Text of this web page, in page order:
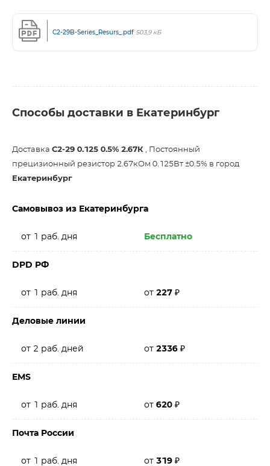
C2-29B-Series_Resurs_.pdf 503,9 кБ
Способы доставки в Екатеринбург
Доставка С2-29 0.125 0.5% 2.67К , Постоянный
прецизионный резистор 2.67кОм 0.125Вт ±0.5% в город
Екатеринбург
Самовывоз из Екатеринбурга
от 1 раб. дня Бесплатно
DPD РФ
от 1 раб. дня от 227 ₽
Деловые линии
от 2 раб. дней от 2336 ₽
EMS
от 1 раб. дня от 620 ₽
Почта России
от 1 раб. дня от 319 ₽